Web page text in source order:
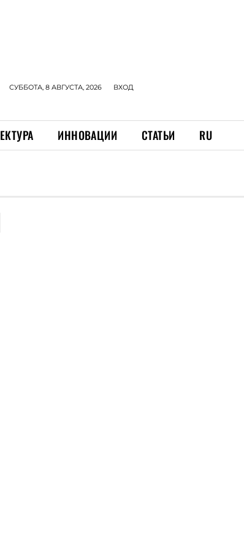
СУББОТА, 8 АВГУСТА, 2026 ВХОД
ИННОВАЦИИ СТАТЬИ RU